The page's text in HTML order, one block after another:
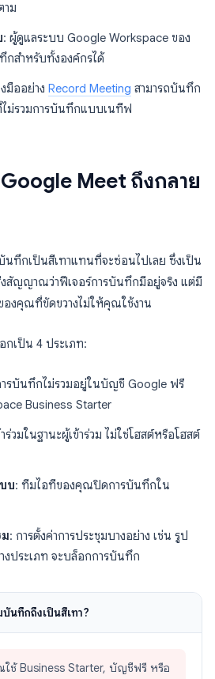
าม
: ผู้ดูแลระบบ Google Workspace ของ
สำหรับทั้งองค์กรได้
มืออย่าง Record Meeting สามารถบันทึก
ม่รวมการบันทึกแบบเนทีฟ
Meet ถึงกลาย
ทึกเป็นสีเทาแทนที่จะซ่อนไปเลย ซึ่งเป็น
สัญญาณว่าฟีเจอร์การบันทึกมีอยู่จริง แต่มี
องคุณที่ขัดขวางไม่ให้คุณใช้งาน
เป็น 4 ประเภท:
ารบันทึกไม่รวมอยู่ในบัญชี Google ฟรี
Business Starter
ร่วมในฐานะผู้เข้าร่วม ไม่ใช่โฮสต์หรือโฮสต์
บ: ทีมไอทีของคุณปิดการบันทึกใน
: การตั้งค่าการประชุมบางอย่าง เช่น รูป
ประเภท จะบล็อกการบันทึก
นทึกถึงเป็นสีเทา?
ช้ Business Starter, บัญชีฟรี หรือ